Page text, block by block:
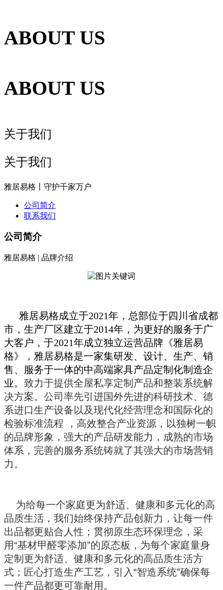
ABOUT US
ABOUT US
关于我们
关于我们
雅居易格丨守护千家万户
公司简介
联系我们
公司简介
雅居易格 | 品牌介绍
雅居易格成立于2021年，总部位于四川省成都
市，生产厂区建立于2014年，为更好的服务于广
大客户，于2021年成立独立运营品牌《雅居易
格》，雅居易格是一家集研发、设计、生产、销
售、服务于一体的中高端家具产品定制化制造企
业。 致力于提供全屋私享定制产品和整装系统解
决方案。公司率先引进国外先进的科研技术、德
系进口生产设备以及现代化经营理念和国际化的
检验标准流程 ，高效整合产业资源，以独树一帜
的品牌形象，强大的产品研发能力，成熟的市场
体系，完善的服务系统铸就了其强大的市场营销
力。
为给每一个家庭更为舒适、健康和多元化的高
品质生活，我们始终保持产品创新力，让每一件
出品都更贴合人性；贯彻原生态环保理念，采
用“基材甲醛零添加”的原态板，为每个家庭量身
定制更为舒适、健康和多元化的高品质生活方
式；匠心打造生产工艺，引入“智造系统”确保每
一件产品都更可靠耐用。